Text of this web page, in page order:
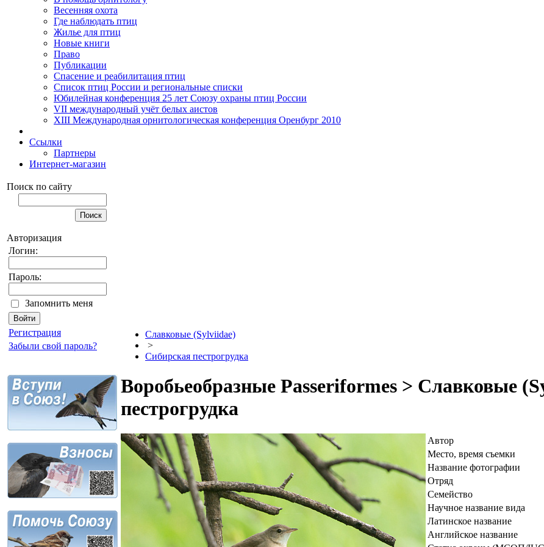
Весенняя охота
Где наблюдать птиц
Жилье для птиц
Новые книги
Право
Публикации
Спасение и реабилитация птиц
Список птиц России и региональные списки
Юбилейная конференция 25 лет Союзу охраны птиц России
VII международный учёт белых аистов
XIII Международная орнитологическая конференция Оренбург 2010
Ссылки
Партнеры
Интернет-магазин
Поиск по сайту
Авторизация
Логин:
Пароль:
Запомнить меня
Регистрация
Забыли свой пароль?
Славковые (Sylviidae)
>
Сибирская пестрогрудка
Воробьеобразные Passeriformes > Славковые
пестрогрудка
Автор
Место, время съемки
Название фотографии
Отряд
Семейство
Научное название вида
Латинское название
Английское название